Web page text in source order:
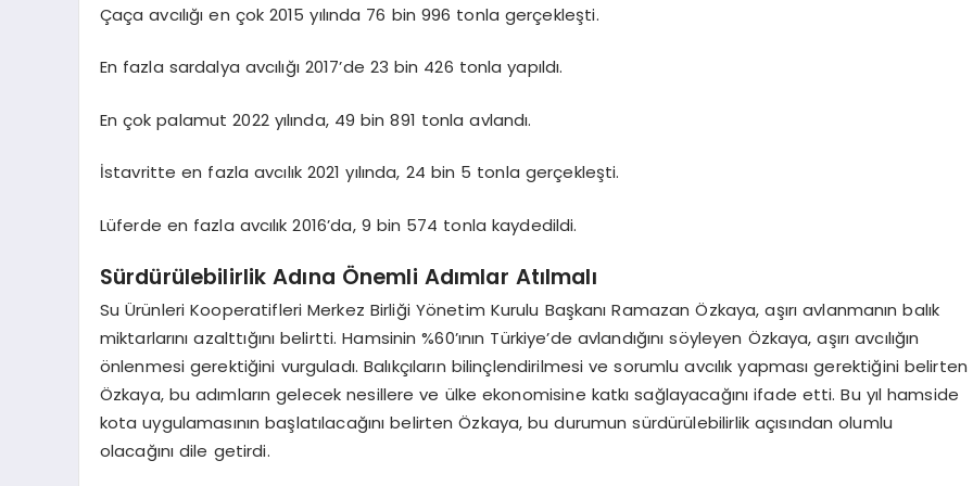
Çaça avcılığı en çok 2015 yılında 76 bin 996 tonla gerçekleşti.
En fazla sardalya avcılığı 2017’de 23 bin 426 tonla yapıldı.
En çok palamut 2022 yılında, 49 bin 891 tonla avlandı.
İstavritte en fazla avcılık 2021 yılında, 24 bin 5 tonla gerçekleşti.
Lüferde en fazla avcılık 2016’da, 9 bin 574 tonla kaydedildi.
Sürdürülebilirlik Adına Önemli Adımlar Atılmalı
Su Ürünleri Kooperatifleri Merkez Birliği Yönetim Kurulu Başkanı Ramazan Özkaya, aşırı avlanmanın balık
miktarlarını azalttığını belirtti. Hamsinin %60’ının Türkiye’de avlandığını söyleyen Özkaya, aşırı avcılığın
önlenmesi gerektiğini vurguladı. Balıkçıların bilinçlendirilmesi ve sorumlu avcılık yapması gerektiğini belirten
Özkaya, bu adımların gelecek nesillere ve ülke ekonomisine katkı sağlayacağını ifade etti. Bu yıl hamside
kota uygulamasının başlatılacağını belirten Özkaya, bu durumun sürdürülebilirlik açısından olumlu
olacağını dile getirdi.